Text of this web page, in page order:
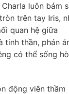
luôn bám
trên tay Iris,
quan hệ giữa
tinh thần, phản
có thể sống
động viên thầm